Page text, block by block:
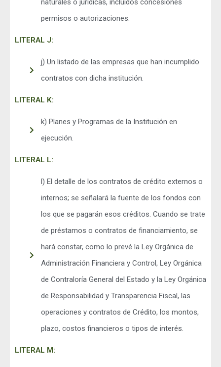
naturales o jurídicas, incluidos concesiones
permisos o autorizaciones.
LITERAL J:
j) Un listado de las empresas que han incumplido
contratos con dicha institución.
LITERAL K:
k) Planes y Programas de la Institución en
ejecución.
LITERAL L:
l) El detalle de los contratos de crédito externos o
internos; se señalará la fuente de los fondos con
los que se pagarán esos créditos. Cuando se trate
de préstamos o contratos de financiamiento, se
hará constar, como lo prevé la Ley Orgánica de
Administración Financiera y Control, Ley Orgánica
de Contraloría General del Estado y la Ley Orgánica
de Responsabilidad y Transparencia Fiscal, las
operaciones y contratos de Crédito, los montos,
plazo, costos financieros o tipos de interés.
LITERAL M: